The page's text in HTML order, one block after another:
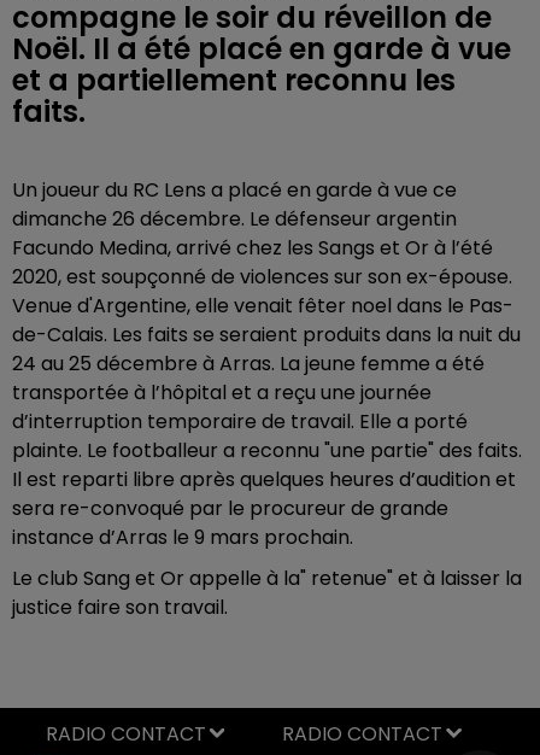
compagne le soir du réveillon de
Noël. Il a été placé en garde à vue
et a partiellement reconnu les
faits.
Un joueur du RC Lens a placé en garde à vue ce
dimanche 26 décembre. Le défenseur argentin
Facundo Medina, arrivé chez les Sangs et Or à l’été
2020, est soupçonné de violences sur son ex-épouse.
Venue d'Argentine, elle venait fêter noel dans le Pas-
de-Calais. Les faits se seraient produits dans la nuit du
24 au 25 décembre à Arras. La jeune femme a été
transportée à l’hôpital et a reçu une journée
d’interruption temporaire de travail. Elle a porté
plainte. Le footballeur a reconnu "une partie" des faits.
Il est reparti libre après quelques heures d’audition et
sera re-convoqué par le procureur de grande
instance d’Arras le 9 mars prochain.
Le club Sang et Or appelle à la" retenue" et à laisser la
justice faire son travail.
RADIO CONTACT